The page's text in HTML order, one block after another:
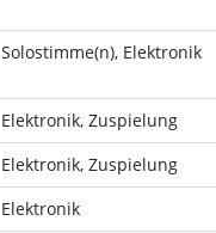
Solostimme(n), Elektronik
Elektronik, Zuspielung
Elektronik, Zuspielung
Elektronik